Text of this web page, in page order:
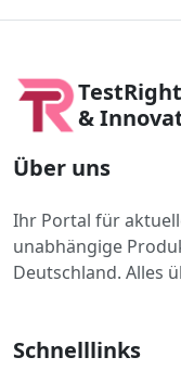
&
Über uns
Ihr Portal für
unabhängige
Deutschland. Alles
Schnelllinks